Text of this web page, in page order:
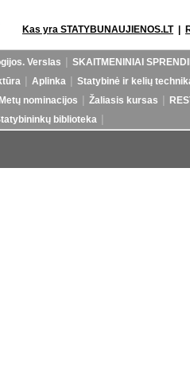
Kas yra STATYBUNAUJIENOS.LT|
Verslas
SKAITMENINIAI
Aplinka
Statybinė ir kelių
Metų nominacijos Žaliasis kursas
biblioteka